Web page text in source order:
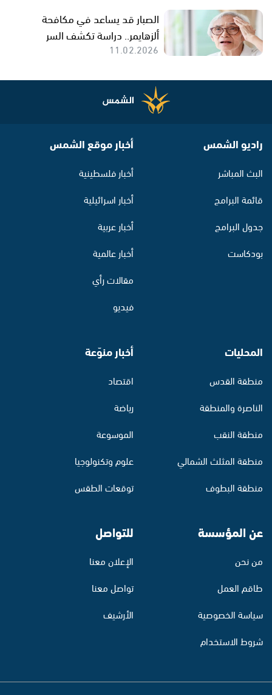
الصبار قد يساعد في مكافحة
ألزهايمر.. دراسة تكشف السر
11.02.2026
راديو الشمس
البث المباشر
قائمة البرامج
جدول البرامج
بودكاست
أخبار موقع الشمس
أخبار فلسطينية
أخبار اسرائيلية
أخبار عربية
أخبار عالمية
مقالات رأي
فيديو
المحليات
منطقة القدس
الناصرة والمنطقة
منطقة النقب
منطقة المثلث الشمالي
منطقة البطوف
أخبار منوّعة
اقتصاد
رياضة
الموسوعة
علوم وتكنولوجيا
توقعات الطقس
عن المؤسسة
من نحن
طاقم العمل
سياسة الخصوصية
شروط الاستخدام
للتواصل
الإعلان معنا
تواصل معنا
الأرشيف